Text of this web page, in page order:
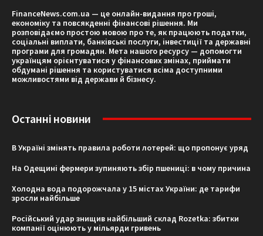
FinanceNews.com.ua — це онлайн-видання про гроші,
економіку та повсякденні фінансові рішення. Ми
розповідаємо простою мовою про те, як працюють податки,
соціальні виплати, банківські послуги, інвестиції та державні
програми для громадян. Мета нашого ресурсу — допомогти
українцям орієнтуватися у фінансових змінах, приймати
обдумані рішення та користуватися всіма доступними
можливостями від держави й бізнесу.
Останні новини
В Україні змінять правила роботи лотерей: що пропонує уряд
На Одещині фермери зупиняють збір пшениці: в чому причина
Холодна вода подорожчала у 15 містах України: де тарифи
зросли найбільше
Російський удар знищив найбільший склад Rozetka: збитки
компанії оцінюють у мільярди гривень